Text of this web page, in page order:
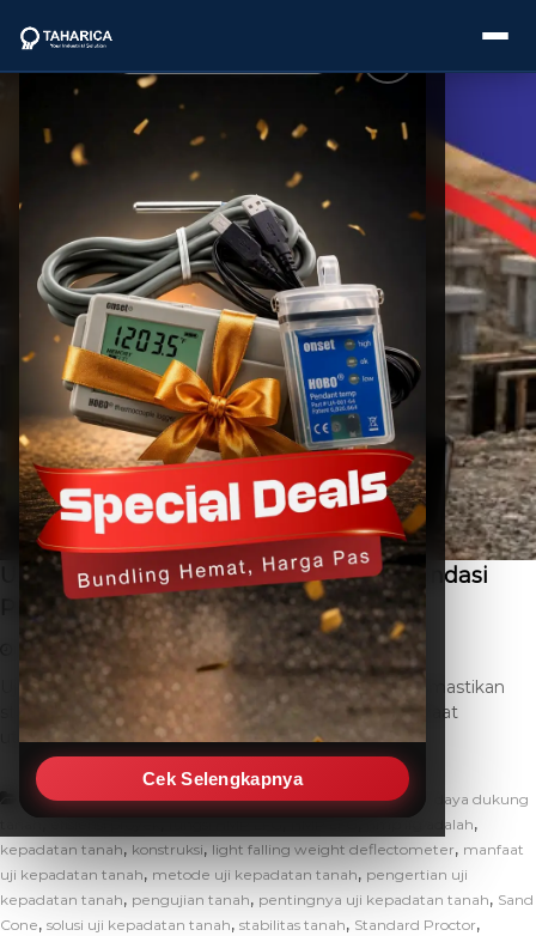
Cek Selengkapnya
Categories
Brands
Service
Industries
Blogs
Uji Kepadatan Tanah Adalah – Solusi Fondasi
Proyek Konstruksi
March 16, 2026 THC SEO Leave a Comment
Uji kepadatan tanah adalah proses krusial untuk memastikan
stabilitas dan daya dukung struktur di atasnya. Manfaat
utamanya adalah mencegah penurunan […]
Artikel akurasi uji tanah,alat uji kepadatan tanah
daya dukung
hmp lfg adalah,
kepadatan tanah, konstruksi, light falling weight deflectometer, manfaat
uji kepadatan tanah, metode uji kepadatan tanah, pengertian uji
kepadatan tanah, pengujian tanah, pentingnya uji kepadatan tanah, Sand
Cone, solusi uji kepadatan tanah, stabilitas tanah, Standard Proctor,